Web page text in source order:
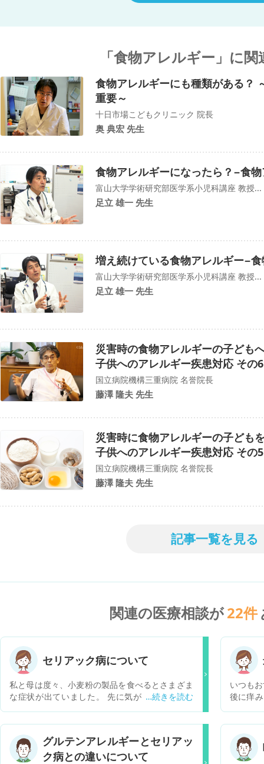
「食物アレルギー」に
食物アレルギーにも種類がある？
重要～
十日市場こどもクリニック 院長
奥 典宏 先生
食物アレルギーになったら？−食
富山大学学術研究部医学系小児科講座 教授...
足立 雄一 先生
増え続けている食物アレルギー−
富山大学学術研究部医学系小児科講座 教授...
足立 雄一 先生
災害時の食物アレルギーの子ども
子供へのアレルギー疾患対応 その6
国立病院機構三重病院 名誉院長
藤澤 隆夫 先生
災害時に食物アレルギーの子ども
子供へのアレルギー疾患対応 その5
国立病院機構三重病院 名誉院長
藤澤 隆夫 先生
記事一覧を見る
関連の医療相談が22件
セリアック病について
私と母は度々、小麦粉の製品を食べるとさまざま
な症状が出ていました。 先に気がついたのは母
リアック病だねと言われました。問診のみです。
同じ症状が私にもあると伝えると、遺伝するみた
いだから、娘さんも可能性があるかもねと言われ
いつも
後に痒
グルテンアレルギーとセリアッ
ク病との違いについて